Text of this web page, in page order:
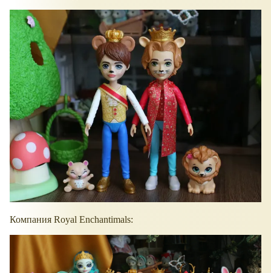
Компания Royal Enchantimals: